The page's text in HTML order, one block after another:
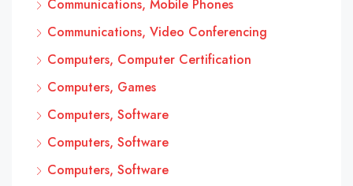
Communications, Mobile Phones
Communications, Video Conferencing
Computers, Computer Certification
Computers, Games
Computers, Software
Computers, Software
Computers, Software